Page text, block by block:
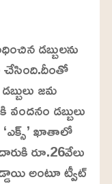
డబ్బులను
చేసింది.దీంతో
జమ
డబ్బులు
‘ఎక్స్’ ఖాతాలో
రూ.26వేలు
అంటూ ట్వీట్